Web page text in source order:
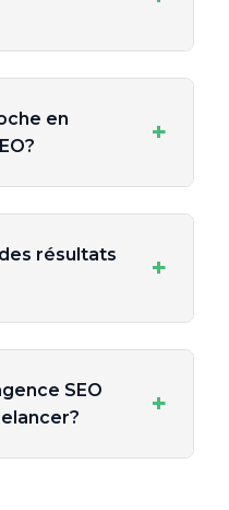
en
+
résultats
+
SEO
+